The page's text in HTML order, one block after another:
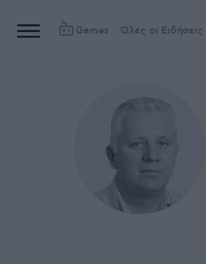
Games Όλες οι Ειδήσεις